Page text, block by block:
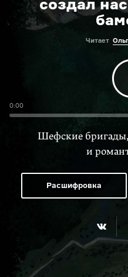
создал
Читает
0:00
Шефские
и
Расшифровка